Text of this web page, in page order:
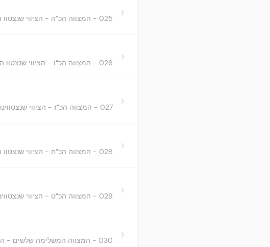
025 - המצווה הכ"ה - הציווי שנצטוו הכהנים להדליק הנרות תמיד לפני ה' ›
026 - המצווה הכ"ו - הציווי שנצטוו הכהנים לברך את ישראל בכל יום ›
027 - המצווה הכ"ז - הציווי שנצטווינו לשים לחם הפנים לפני ה' תמיד ›
028 - המצווה הכ"ח - הציווי שנצטוו הכהנים לתן את הקטורת בכל יום פעמים על מזבח הזהב. ›
029 - המצווה הכ"ט - הציווי שנצטווינו להבעיר אש על המזבח בכל יום תמיד ›
030 - המצווה המשלימה שלשים - הציווי שנצטוו הכהנים להסיר את האפר בכל יום מעל גבי המזבח ›